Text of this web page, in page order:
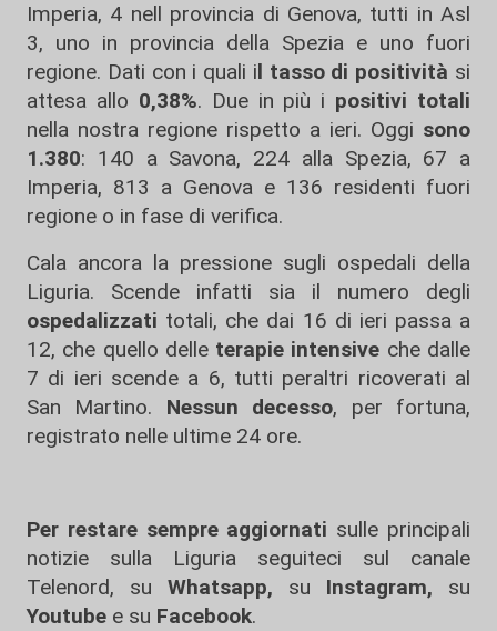
Imperia, 4 nell provincia di Genova, tutti in Asl
3, uno in provincia della Spezia e uno fuori
regione. Dati con i quali il tasso di positività si
attesa allo 0,38%. Due in più i positivi totali
nella nostra regione rispetto a ieri. Oggi sono
1.380: 140 a Savona, 224 alla Spezia, 67 a
Imperia, 813 a Genova e 136 residenti fuori
regione o in fase di verifica.
Cala ancora la pressione sugli ospedali della
Liguria. Scende infatti sia il numero degli
ospedalizzati totali, che dai 16 di ieri passa a
12, che quello delle terapie intensive che dalle
7 di ieri scende a 6, tutti peraltri ricoverati al
San Martino. Nessun decesso, per fortuna,
registrato nelle ultime 24 ore.
Per restare sempre aggiornati sulle principali
notizie sulla Liguria seguiteci sul canale
Telenord, su
Whatsapp, su Instagram, su
Youtube e su Facebook.